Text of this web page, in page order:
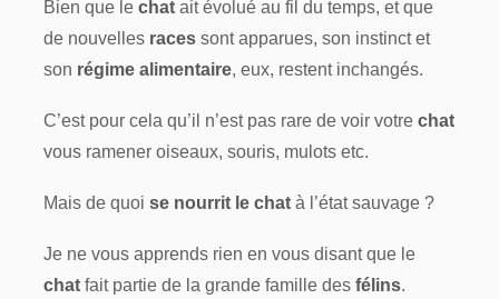
Bien que le chat ait évolué au fil du temps, et que
de nouvelles races sont apparues, son instinct et
son régime alimentaire, eux, restent inchangés.
C’est pour cela qu’il n’est pas rare de voir votre chat
vous ramener oiseaux, souris, mulots etc.
Mais de quoi se nourrit le chat à l’état sauvage ?
Je ne vous apprends rien en vous disant que le
chat fait partie de la grande famille des félins.